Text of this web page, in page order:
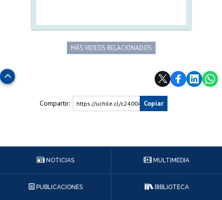
MÁS VIDEOS RELACIONADOS
Subir
Compartir: https://uchile.cl/c240047Copiar
NOTICIAS MULTIMEDIA
PUBLICACIONES BIBLIOTECA